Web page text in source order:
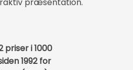
priser i 1000
1992 for